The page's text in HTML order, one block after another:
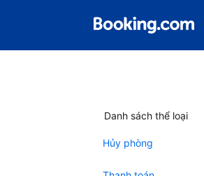
Danh sách thể loại
Hủy phòng